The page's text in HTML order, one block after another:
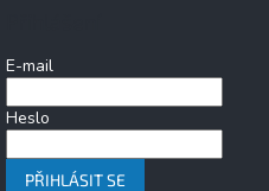
E-mail
Heslo
PŘIHLÁSIT SE